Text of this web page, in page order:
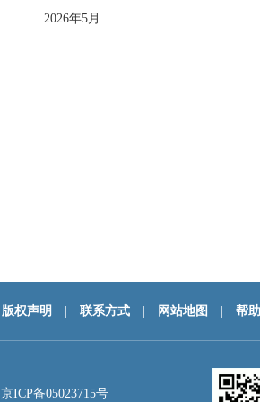
2026年5月
版权声明 | 联系方式 | 网站地图 | 帮
京ICP备05023715号